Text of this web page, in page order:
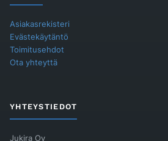
Asiakasrekisteri
Evästekäytäntö
Toimitusehdot
Ota yhteyttä
YHTEYSTIEDOT
Jukira Oy